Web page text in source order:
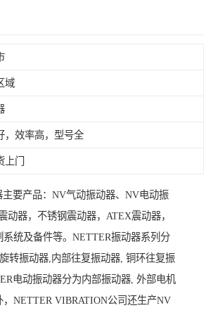
域
，效率高，型号全
上门
主要产品：NV气动振动器、NV电动振
动器，不锈钢震动器，ATEX震动器，
系统及备件等。NETTER振动器系列分
转振动器,内部往复振动器, 铜环往复振
电动振动器分为内部振动器, 外部电机
，NETTER VIBRATION公司还生产NV